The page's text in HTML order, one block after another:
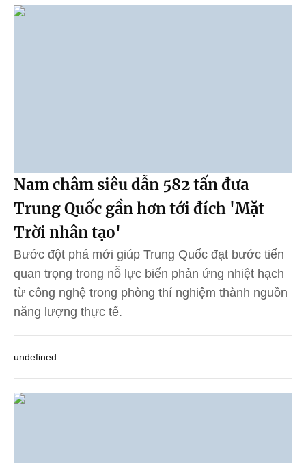
Nam châm siêu dẫn 582 tấn đưa
Trung Quốc gần hơn tới đích 'Mặt
Trời nhân tạo'
Bước đột phá mới giúp Trung Quốc đạt bước tiến
quan trọng trong nỗ lực biến phản ứng nhiệt hạch
từ công nghệ trong phòng thí nghiệm thành nguồn
năng lượng thực tế.
undefined